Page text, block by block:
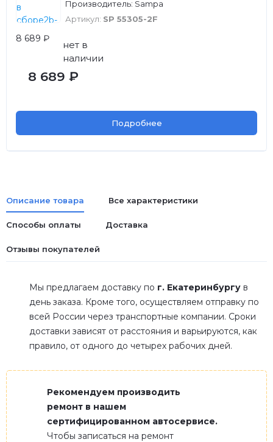
Производитель: Sampa
Артикул: SP 55305-2F
8 689 ₽
нет в
наличии
8 689 ₽
Подробнее
Описание товара Все характеристики
Способы оплаты Доставка
Отзывы покупателей
Мы предлагаем доставку по г. Екатеринбургу в
день заказа. Кроме того, осуществляем отправку по
всей России через транспортные компании. Сроки
доставки зависят от расстояния и варьируются, как
правило, от одного до четырех рабочих дней.
Рекомендуем производить
ремонт в нашем
сертифицированном автосервисе.
Чтобы записаться на ремонт